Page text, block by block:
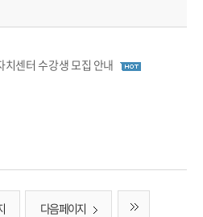
센터 수강생 모집 안내
다음 페이지